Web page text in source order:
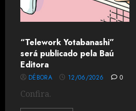
“Telework Yotabanashi”
será publicado pela Baú
Editora
DÉBORA 12/06/2026 0
Confira.